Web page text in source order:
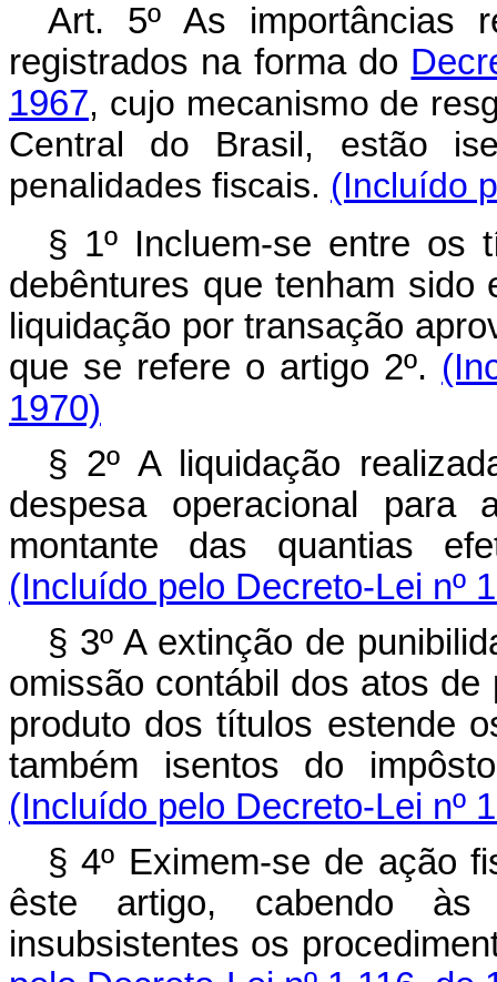
Art. 5º As importâncias
registrados na forma do
1967, cujo mecanismo de
Central do Brasil, estão
penalidades fiscais. (Incluído
§ 1º Incluem-se entre os
debêntures que tenham sido
liquidação por transação
que se refere o artigo 2º.
1970)
§ 2º A liquidação
despesa operacional
montante das quantias
(Incluído pelo Decreto-Lei nº
§ 3º A extinção de
omissão contábil dos atos
produto dos títulos estende
também isentos do
(Incluído pelo Decreto-Lei nº
§ 4º Eximem-se de ação
êste artigo, cabendo às
insubsistentes os